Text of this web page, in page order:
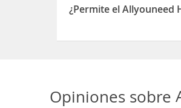
¿Permite el Allyouneed
Opiniones sobre